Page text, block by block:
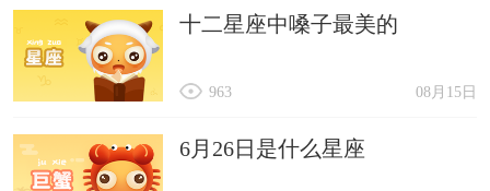
十二星座中嗓子最美的
08月15日
963
6月26日是什么星座